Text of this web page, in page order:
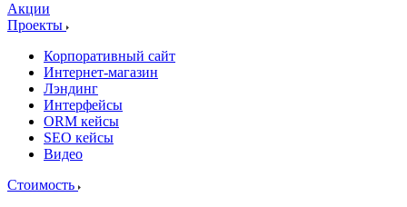
Акции
Проекты
Корпоративный сайт
Интернет-магазин
Лэндинг
Интерфейсы
ORM кейсы
SEO кейсы
Видео
Стоимость